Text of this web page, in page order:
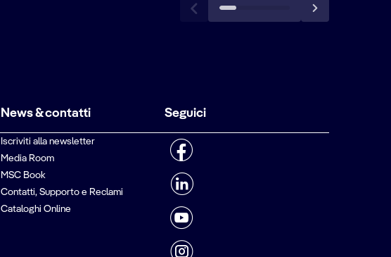
News & contatti
Iscriviti alla newsletter
Media Room
MSC Book
Contatti, Supporto e Reclami
Cataloghi Online
Seguici